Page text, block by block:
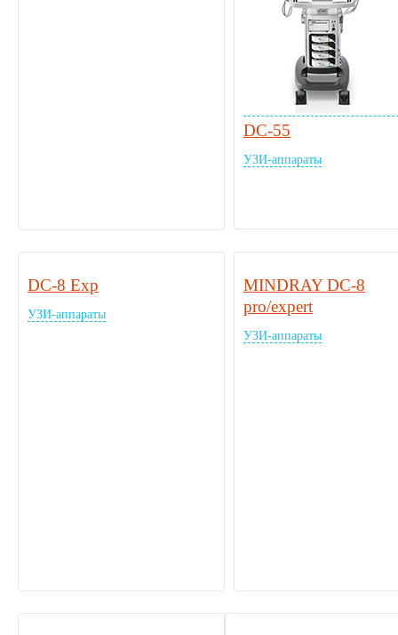
DC-55
УЗИ-аппараты
DC-8 Exp
УЗИ-аппараты
MINDRAY DC-8
pro/expert
УЗИ-аппараты